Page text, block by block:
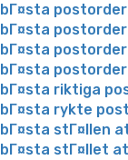
bГ¤sta
bГ¤sta
bГ¤sta
bГ¤sta
bГ¤sta riktiga
bГ¤sta rykte
bГ¤sta stГ¤llen
bГ¤sta stГ¤llet